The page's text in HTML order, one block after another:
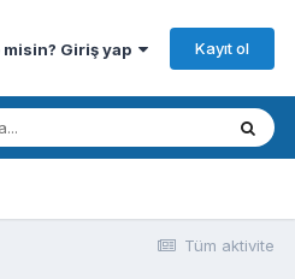
Giriş yap Kayıt ol
Tüm aktivite